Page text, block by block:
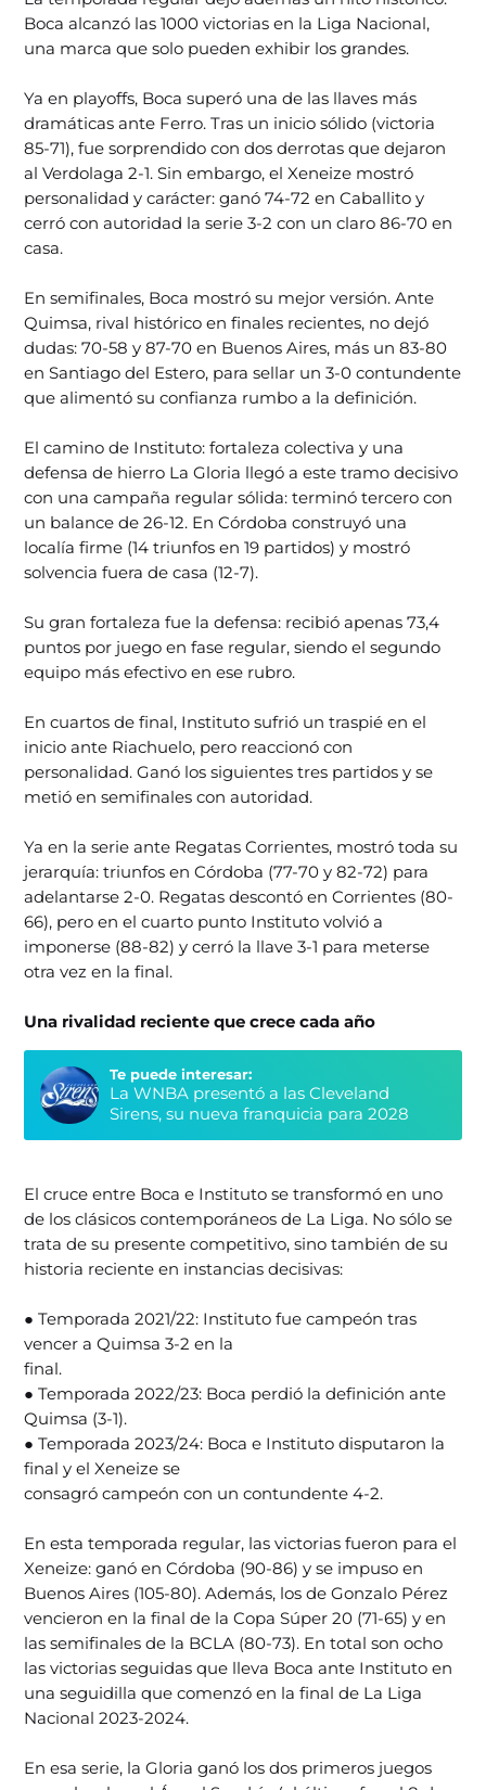
Boca alcanzó las 1000 victorias en la Liga Nacional,
una marca que solo pueden exhibir los grandes.
Ya en playoffs, Boca superó una de las llaves más
dramáticas ante Ferro. Tras un inicio sólido (victoria
85-71), fue sorprendido con dos derrotas que dejaron
al Verdolaga 2-1. Sin embargo, el Xeneize mostró
personalidad y carácter: ganó 74-72 en Caballito y
cerró con autoridad la serie 3-2 con un claro 86-70 en
casa.
En semifinales, Boca mostró su mejor versión. Ante
Quimsa, rival histórico en finales recientes, no dejó
dudas: 70-58 y 87-70 en Buenos Aires, más un 83-80
en Santiago del Estero, para sellar un 3-0 contundente
que alimentó su confianza rumbo a la definición.
El camino de Instituto: fortaleza colectiva y una
defensa de hierro La Gloria llegó a este tramo decisivo
con una campaña regular sólida: terminó tercero con
un balance de 26-12. En Córdoba construyó una
localía firme (14 triunfos en 19 partidos) y mostró
solvencia fuera de casa (12-7).
Su gran fortaleza fue la defensa: recibió apenas 73,4
puntos por juego en fase regular, siendo el segundo
equipo más efectivo en ese rubro.
En cuartos de final, Instituto sufrió un traspié en el
inicio ante Riachuelo, pero reaccionó con
personalidad. Ganó los siguientes tres partidos y se
metió en semifinales con autoridad.
Ya en la serie ante Regatas Corrientes, mostró toda su
jerarquía: triunfos en Córdoba (77-70 y 82-72) para
adelantarse 2-0. Regatas descontó en Corrientes (80-
66), pero en el cuarto punto Instituto volvió a
imponerse (88-82) y cerró la llave 3-1 para meterse
otra vez en la final.
Una rivalidad reciente que crece cada año
Te puede interesar:
La WNBA presentó a las Cleveland
Sirens, su nueva franquicia para 2028
El cruce entre Boca e Instituto se transformó en uno
de los clásicos contemporáneos de La Liga. No sólo se
trata de su presente competitivo, sino también de su
historia reciente en instancias decisivas:
● Temporada 2021/22: Instituto fue campeón tras
vencer a Quimsa 3-2 en la
final.
● Temporada 2022/23: Boca perdió la definición ante
Quimsa (3-1).
● Temporada 2023/24: Boca e Instituto disputaron la
final y el Xeneize se
consagró campeón con un contundente 4-2.
En esta temporada regular, las victorias fueron para el
Xeneize: ganó en Córdoba (90-86) y se impuso en
Buenos Aires (105-80). Además, los de Gonzalo Pérez
vencieron en la final de la Copa Súper 20 (71-65) y en
las semifinales de la BCLA (80-73). En total son ocho
las victorias seguidas que lleva Boca ante Instituto en
una seguidilla que comenzó en la final de La Liga
Nacional 2023-2024.
En esa serie, la Gloria ganó los dos primeros juegos